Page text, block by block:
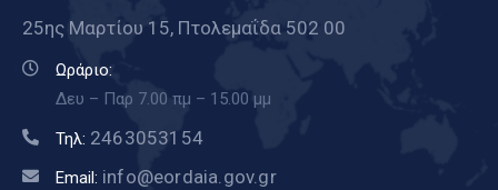
25ης Μαρτίου 15, Πτολεμαΐδα 502 00
Ωράριο:
Δευ – Παρ 7.00 πμ – 15.00 μμ
Τηλ: 2463053154
Email: info@eordaia.gov.gr